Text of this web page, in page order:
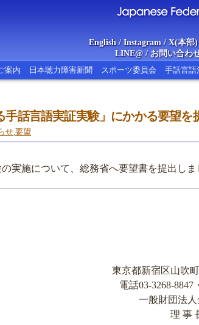
English/ Instagram/ X(本部)
LINE@/ お問い合わ
案内 日本聴力障害新聞 スポーツ委員会 手話言語
話言語実証実験」にかかる要望を
せ,要望
実施について、総務省へ要望書を提出しま
東京都新宿区山吹
電話03-3268-8847
一般財団法
理 事